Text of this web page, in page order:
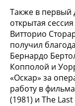
Также в
открытая
Витторио
получил
Бернардо
Копполой и
«Оскар» за
работу в
(1981) и The